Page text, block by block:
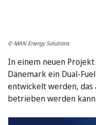
© MAN Energy Solutions
In einem neuen
Dänemark ein Dual-
entwickelt werden, das
betrieben werden